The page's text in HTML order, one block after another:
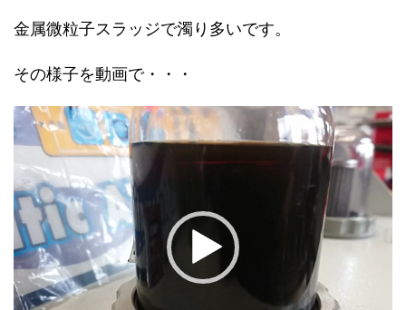
金属微粒子スラッジで濁り多いです。
その様子を動画で・・・
動
画
レ
ー
ヤ
ー